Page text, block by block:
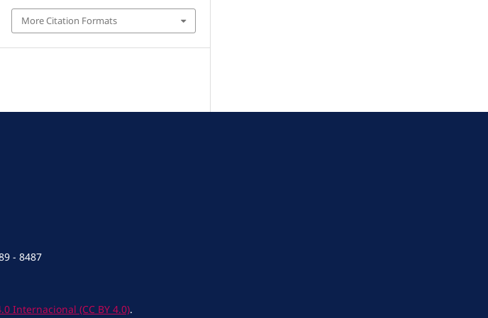
More Citation Formats
- 8487
Internacional (CC BY 4.0).